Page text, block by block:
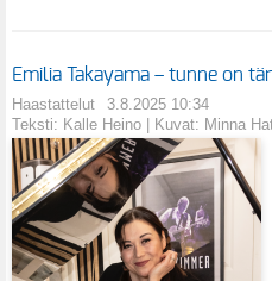
Emilia Takayama – tunne on
Haastattelut
3.8.2025 10:34
Teksti: Kalle Heino | Kuvat: Minna